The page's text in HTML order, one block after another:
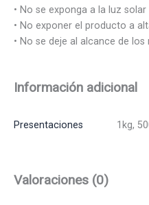
• No se exponga a la luz
• No exponer el producto a
• No se deje al alcance de los
Información adicional
Presentaciones 1kg,
Valoraciones (0)